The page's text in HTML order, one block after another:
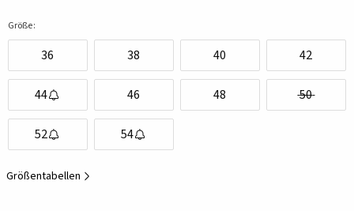
Größe:
36 38 40 42
44 46 48 50
52 54
Größentabellen